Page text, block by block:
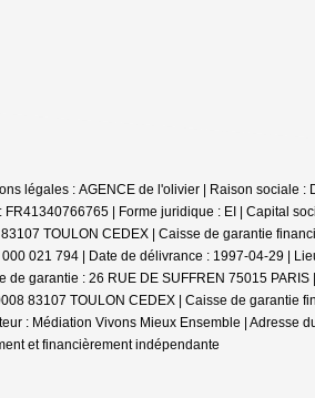
légales : AGENCE de l'olivier | Raison sociale
| Forme juridique : EI | Capital
TOULON CEDEX | Caisse de garantie
021 794 | Date de délivrance : 1997-04-29 |
garantie : 26 RUE DE SUFFREN 75015
83107 TOULON CEDEX | Caisse de garantie
: Médiation Vivons Mieux Ensemble | Adresse
et financièrement indépendante